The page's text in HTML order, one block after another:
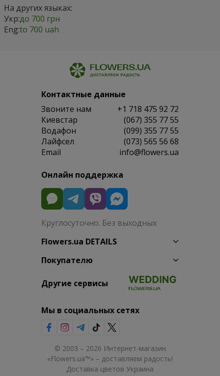
На других языках:
Укр:до 700 грн
Eng:to 700 uah
Контактные данные
Звоните нам
+1 718 475 92 72
Киевстар
(067) 355 77 55
Водафон
(099) 355 77 55
Лайфсел
(073) 565 56 68
Email
info@flowers.ua
Онлайн поддержка
Круглосуточно. Без выходных
Flowers.ua DETAILS
Покупателю
Другие сервисы
Мы в социальных сетях
© 2003 – 2026 Интернет-магазин
«Flowers.ua™» – доставляем радость!
Доставка цветов Украина